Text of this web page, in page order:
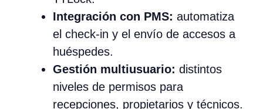
Integración con PMS: automatiza
el check-in y el envío de accesos a
huéspedes.
Gestión multiusuario: distintos
niveles de permisos para
recepciones, propietarios y técnicos.